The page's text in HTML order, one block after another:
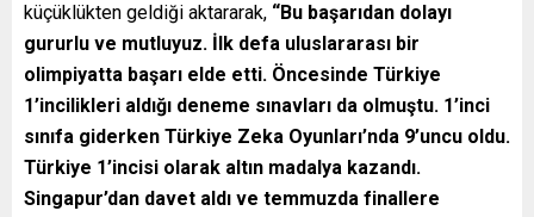
küçüklükten geldiği aktararak, “Bu başarıdan dolayı
gururlu ve mutluyuz. İlk defa uluslararası bir
olimpiyatta başarı elde etti. Öncesinde Türkiye
1’incilikleri aldığı deneme sınavları da olmuştu. 1’inci
sınıfa giderken Türkiye Zeka Oyunları’nda 9’uncu oldu.
Türkiye 1’incisi olarak altın madalya kazandı.
Singapur’dan davet aldı ve temmuzda finallere